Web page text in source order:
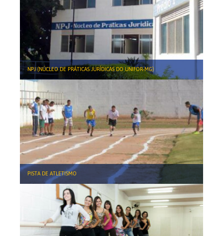
NPJ (NÚCLEO DE PRÁTICAS JURÍDICAS DO UNIFOR-MG)
PISTA DE ATLETISMO